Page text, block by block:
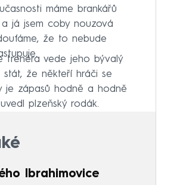
máme brankářů
já jsem coby nouzová
že to nebude
trenéra vede jeho bývalý
stát, že někteří hráči se
je zápasů hodně a hodně
plzeňský rodák.
Ibrahimovice